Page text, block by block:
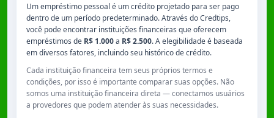
Um empréstimo pessoal é um crédito projetado para ser pago
dentro de um período predeterminado. Através do Credtips,
você pode encontrar instituições financeiras que oferecem
empréstimos de R$ 1.000a R$ 2.500. A elegibilidade é baseada
em diversos fatores, incluindo seu histórico de crédito.
Cada instituição financeira tem seus próprios termos e
condições, por isso é importante comparar suas opções. Não
somos uma instituição financeira direta — conectamos usuários
a provedores que podem atender às suas necessidades.